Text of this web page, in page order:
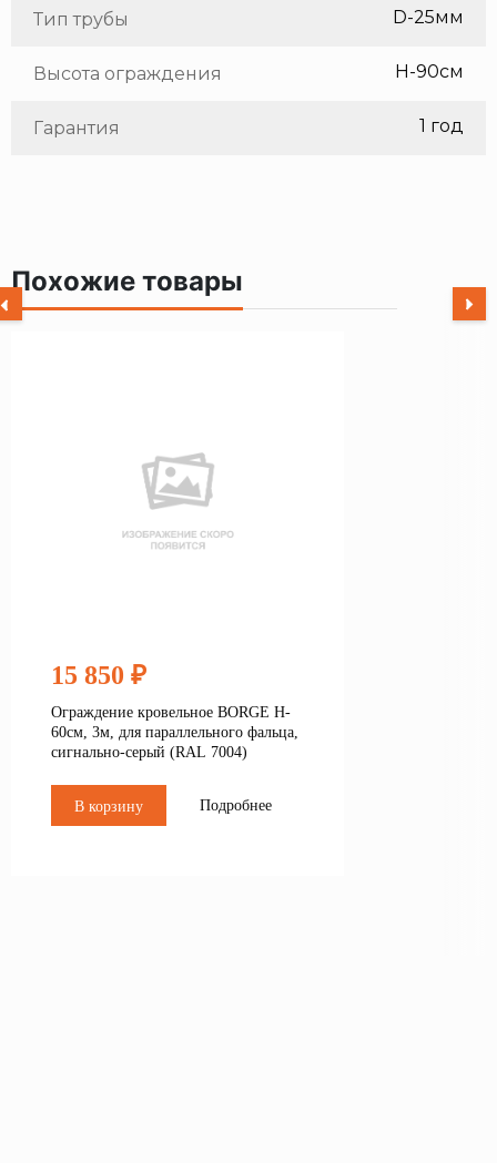
Тип трубы D-25мм
Высота ограждения H-90см
Гарантия 1 год
Похожие товары
15 850 ₽
Ограждение кровельное BORGE H-
60см, 3м, для параллельного фальца,
сигнально-серый (RAL 7004)
В корзину Подробнее